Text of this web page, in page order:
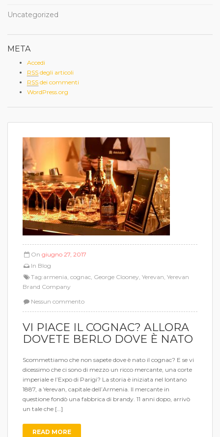
Uncategorized
META
Accedi
RSS degli articoli
RSS dei commenti
WordPress.org
On giugno 27, 2017
In Blog
Tag:armenia, cognac, George Clooney, Yerevan, Yerevan
Brand Company
Nessun commento
VI PIACE IL COGNAC? ALLORA
DOVETE BERLO DOVE È NATO
Scommettiamo che non sapete dove è nato il cognac? E se vi
dicessimo che ci sono di mezzo un ricco mercante, una corte
imperiale e l’Expo di Parigi? La storia è iniziata nel lontano
1887, a Yerevan, capitale dell’Armenia. Il mercante in
questione fondò una fabbrica di brandy. 11 anni dopo, arrivò
un tale che […]
READ MORE